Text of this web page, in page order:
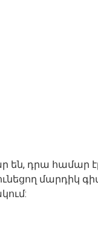
դրա համար էլ
մարդիկ